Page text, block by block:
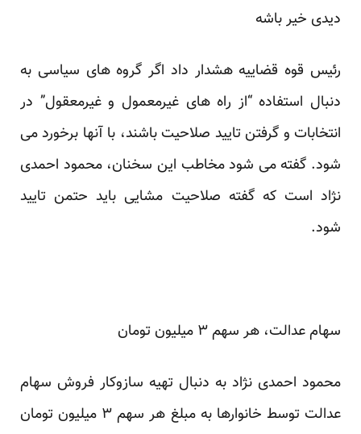
دیدی خیر باشه
رئیس قوه قضاییه هشدار داد اگر گروه های سیاسی به
دنبال استفاده “از راه های غیرمعمول و غیرمعقول” در
انتخابات و گرفتن تایید صلاحیت باشند، با آنها برخورد می
شود. گفته می شود مخاطب این سخنان، محمود احمدی
نژاد است که گفته صلاحیت مشایی باید حتمن تایید
شود.
سهام عدالت، هر سهم ۳ میلیون تومان
محمود احمدی نژاد به دنبال تهیه سازوکار فروش سهام
عدالت توسط خانوارها به مبلغ هر سهم ۳ میلیون تومان